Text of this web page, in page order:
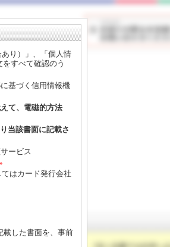
り）」、「個人情
すべて確認のう
基づく信用情報機
て、電磁的方法
当該書面に記載さ
ービス
はカード発行会社
載した書面を、事前